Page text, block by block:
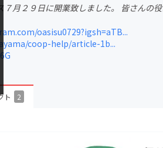
ゲーム・サービス開発
書籍・雑誌出版
CAMPFIREふるさと納税
７月２９日に開業致しました。 皆さんの
oasisu0729?igsh=aTB...
coop-help/article-1b...
ト 2